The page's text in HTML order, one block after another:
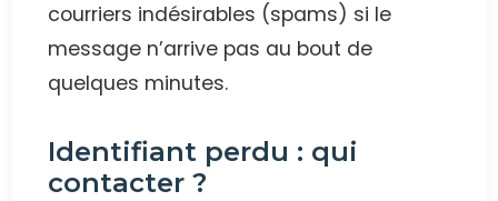
courriers indésirables (spams) si le
message n’arrive pas au bout de
quelques minutes.
Identifiant perdu : qui
contacter ?